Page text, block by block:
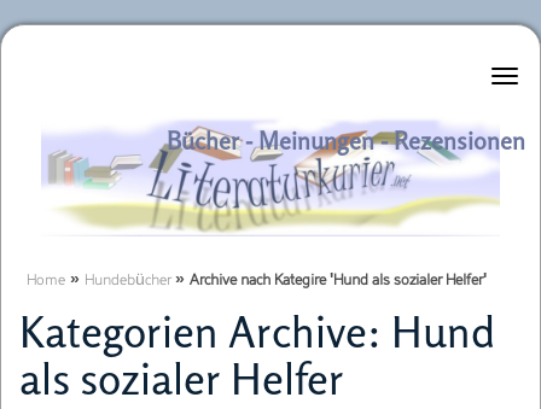
Literaturkurier.net
Bücher - Meinungen - Rezensionen
Home » Hundebücher » Archive nach Kategire 'Hund als sozialer Helfer'
Kategorien Archive: Hund
als sozialer Helfer